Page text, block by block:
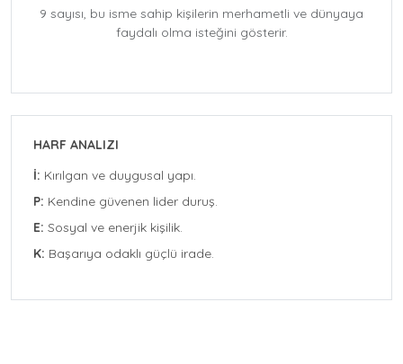
9 sayısı, bu isme sahip kişilerin merhametli ve dünyaya
faydalı olma isteğini gösterir.
HARF ANALIZI
İ: Kırılgan ve duygusal yapı.
P: Kendine güvenen lider duruş.
E: Sosyal ve enerjik kişilik.
K: Başarıya odaklı güçlü irade.